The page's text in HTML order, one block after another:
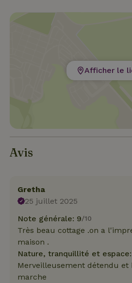
Afficher le
Avis
Gretha
25 juillet 2025
Note générale: 9/10
Très beau cottage .on a
maison .
Nature, tranquillité et
Merveilleusement détendu et
marche